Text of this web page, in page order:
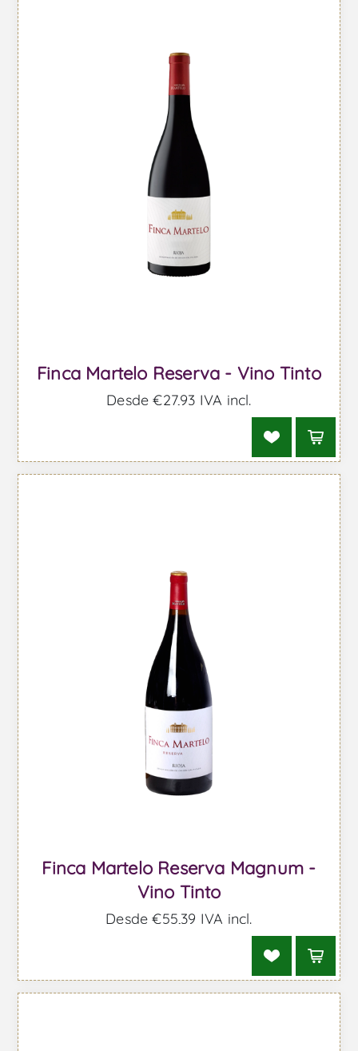
Finca Martelo Reserva - Vino Tinto
Desde €27,93 IVA incl.
Finca Martelo Reserva Magnum -
Vino Tinto
Desde €55,39 IVA incl.